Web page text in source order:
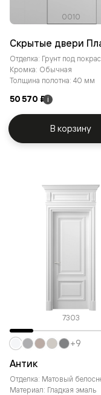
0010
Скрытые двери
Отделка: Грунт под
Кромка: Обычная
Толщина полотна: 40 мм
50 570 ₽ i
В корзину
7303
Антик
Отделка: Матовый
Материал: Гладкая эмаль
+9